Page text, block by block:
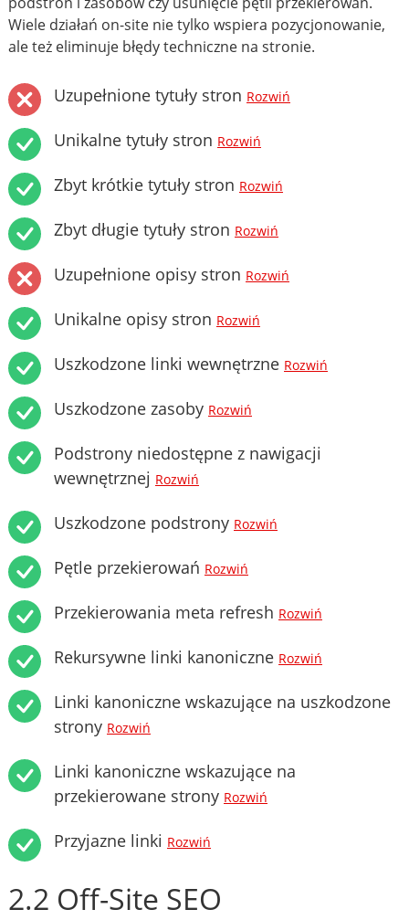
Wiele działań on-site nie tylko wspiera pozycjonowanie,
ale też eliminuje błędy techniczne na stronie.
Uzupełnione tytuły stron Rozwiń
Unikalne tytuły stron Rozwiń
Zbyt krótkie tytuły stron Rozwiń
Zbyt długie tytuły stron Rozwiń
Uzupełnione opisy stron Rozwiń
Unikalne opisy stron Rozwiń
Uszkodzone linki wewnętrzne Rozwiń
Uszkodzone zasoby Rozwiń
Podstrony niedostępne z nawigacji
wewnętrznej Rozwiń
Uszkodzone podstrony Rozwiń
Pętle przekierowań Rozwiń
Przekierowania meta refresh Rozwiń
Rekursywne linki kanoniczne Rozwiń
Linki kanoniczne wskazujące na uszkodzone
strony Rozwiń
Linki kanoniczne wskazujące na
przekierowane strony Rozwiń
Przyjazne linki Rozwiń
2.2 Off-Site SEO